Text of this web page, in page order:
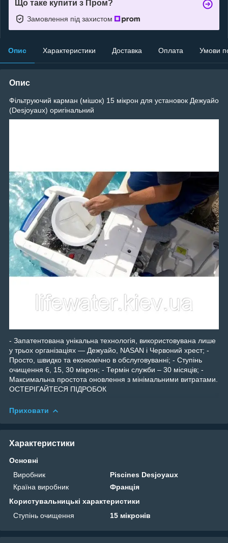
Що таке купити з Пром?
Замовлення під захистом
Опис Характеристики Доставка Оплата Умови
Опис
Фільтруючий карман (мішок) 15 мікрон для установок Дежуайо
(Desjoyaux) оригінальний
- Запатентована унікальна технологія, використовувана лише
у трьох організаціях ― Дежуайо, NASAN і Червоний хрест; -
Просто, швидко та економічно в обслуговуванні; - Ступінь
очищення 6, 15, 30 мікрон; - Термін служби – 30 місяців; -
Максимальна простота оновлення з мінімальними витратами.
ОСТЕРІГАЙТЕСЯ ПІДРОБОК
Приховати
Характеристики
Основні
Виробник
Piscines Desjoyaux
Країна виробник
Франція
Користувальницькі характеристики
Ступінь очищення
15 мікронів